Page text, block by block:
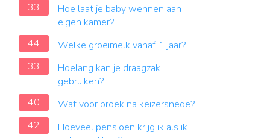
33
Hoe laat je baby wennen aan
eigen kamer?
44
Welke groeimelk vanaf 1 jaar?
33
Hoelang kan je draagzak
gebruiken?
40
Wat voor broek na keizersnede?
42
Hoeveel pensioen krijg ik als ik